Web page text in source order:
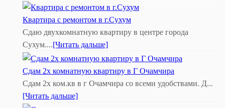
Квартира с ремонтом в г.Сухум
Сдаю двухкомнатную квартиру в центре города
Сухум....[Читать дальше]
Сдам 2х комнатную квартиру в Г Очамчира
Сдам 2х ком.кв в г Очамчира со всеми удобствами. Д...
[Читать дальше]